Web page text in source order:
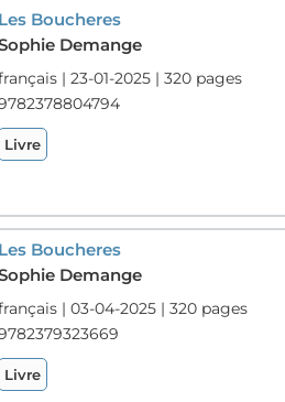
Les Boucheres
Demange
| 23-01-2025 | 320 pages
Livre
Les Boucheres
Demange
| 03-04-2025 | 320 pages
Livre